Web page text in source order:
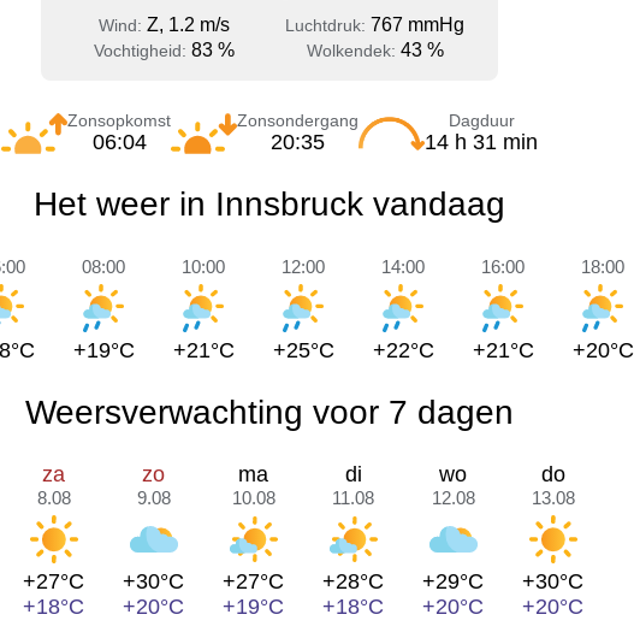
Wind: Z, 1.2 m/s Luchtdruk: 767 mmHg
Vochtigheid: 83 % Wolkendek: 43 %
Zonsopkomst
06:04
Zonsondergang
20:35
Dagduur
14 h 31 min
Het weer in Innsbruck vandaag
08:00
+19°C
10:00
+21°C
12:00
+25°C
14:00
+22°C
16:00
+21°C
18:00
+20°C
Weersverwachting voor 7 dagen
za
8.08
+27°C
+18°C
zo
9.08
+30°C
+20°C
ma
10.08
+27°C
+19°C
di
11.08
+28°C
+18°C
wo
12.08
+29°C
+20°C
do
13.08
+30°C
+20°C